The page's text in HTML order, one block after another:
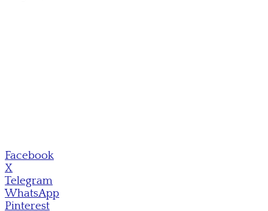
Facebook
X
Telegram
WhatsApp
Pinterest